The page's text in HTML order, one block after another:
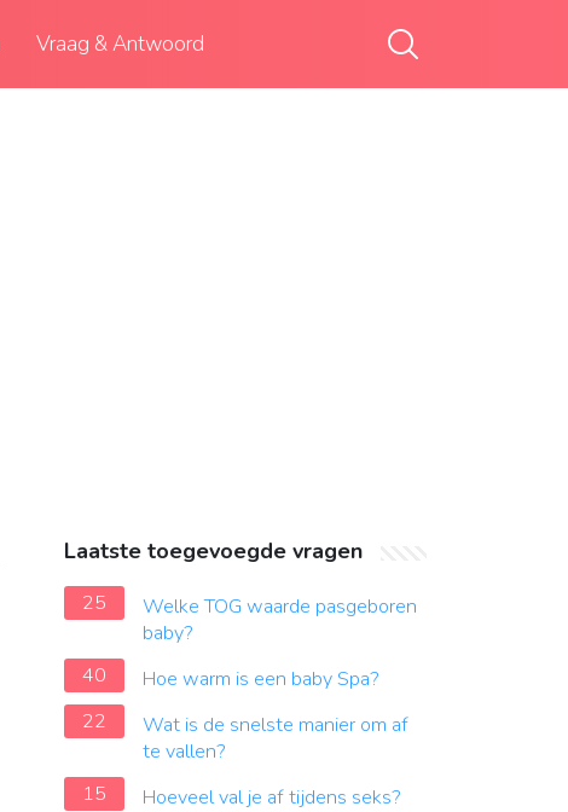
Vraag & Antwoord
Laatste toegevoegde vragen
25
Welke TOG waarde pasgeboren
baby?
40
Hoe warm is een baby Spa?
22
Wat is de snelste manier om af
te vallen?
15
Hoeveel val je af tijdens seks?